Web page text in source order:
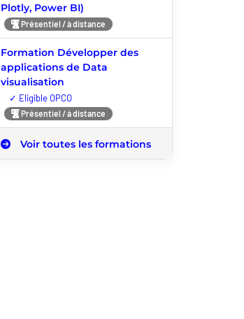
Plotly, Power BI)
Présentiel / à distance
Formation Développer des
applications de Data
visualisation
Présentiel / à distance
Voir toutes les formations